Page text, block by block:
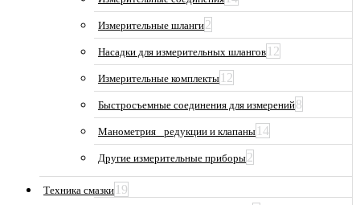
Измерительные шланги2
Насадки для измерительных шлангов 12
Измерительные комплекты 12
Быстросъемные соединения для измерений8
Манометрия_ редукции и клапаны 14
Другие измерительные приборы2
Техника смазки 19